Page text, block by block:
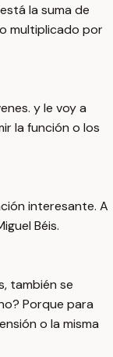
la suma de
multiplicado por
y le voy a
la función o los
interesante. A
Béis.
también se
Porque para
o la misma